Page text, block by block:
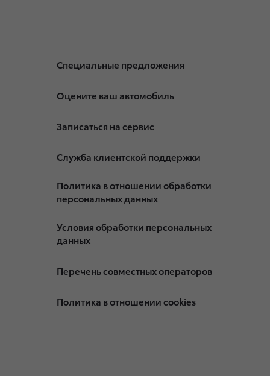
Специальные предложения
Оцените ваш автомобиль
Записаться на сервис
Служба клиентской поддержки
Политика в отношении обработки
персональных данных
Условия обработки персональных
данных
Перечень совместных операторов
Политика в отношении cookies